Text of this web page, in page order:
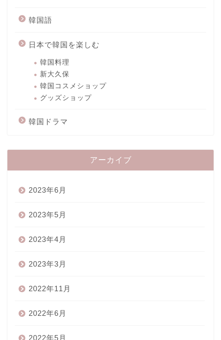
韓国語
日本で韓国を楽しむ
韓国料理
新大久保
韓国コスメショップ
グッズショップ
韓国ドラマ
アーカイブ
2023年6月
2023年5月
2023年4月
2023年3月
2022年11月
2022年6月
2022年5月